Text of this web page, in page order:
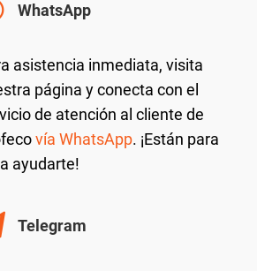
WhatsApp
asistencia inmediata, visita
página y conecta con el
de atención al cliente de
vía WhatsApp. ¡Están para
ayudarte!
Telegram